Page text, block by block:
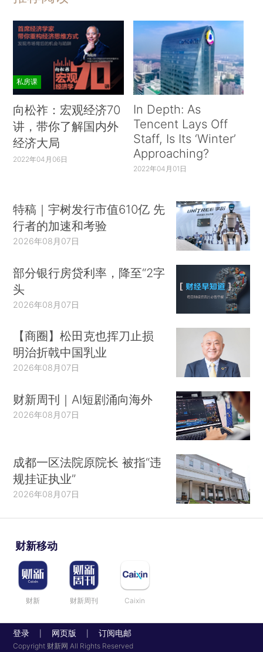
私房课
向松祚：宏观经济70
讲，带你了解国内外
经济大局
2022年04月06日
In Depth: As
Tencent Lays Off
Staff, Is Its ‘Winter’
Approaching?
2022年04月01日
特稿｜宇树发行市值610亿 先
行者的加速和考验
2026年08月07日
部分银行房贷利率，降至“2字
头
2026年08月07日
【商圈】松田克也挥刀止损
明治折戟中国乳业
2026年08月07日
财新周刊｜AI短剧涌向海外
2026年08月07日
成都一区法院原院长 被指“违
规挂证执业”
2026年08月07日
财新移动
财新 财新周刊 Caixin
登录 网页版 订阅电邮
Copyright 财新网 All Rights Reserved